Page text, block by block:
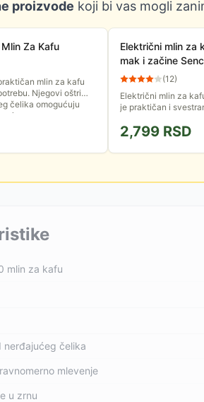
proizvode koji bi vas mogli
Za Kafu
mlin za kafu
Njegovi oštri
čelika omogućuju
zrna...
Električni mlin za
mak i začine
(12)
Električni mlin za
je praktičan i
pogodan ne samo...
2,799 RSD
mlin za kafu
nerđajućeg čelika
mlevenje
u zrnu